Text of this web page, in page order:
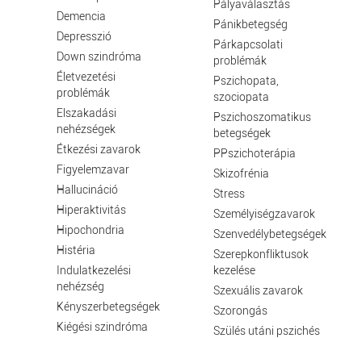
Demencia
Depresszió
Down szindróma
Életvezetési
problémák
Elszakadási
nehézségek
Étkezési zavarok
Figyelemzavar
Hallucináció
Hiperaktivitás
Hipochondria
Histéria
Indulatkezelési
nehézség
Kényszerbetegségek
Kiégési szindróma
Pályaválasztás
Pánikbetegség
Párkapcsolati
problémák
Pszichopata,
szociopata
Pszichoszomatikus
betegségek
PPszichoterápia
Skizofrénia
Stress
Személyiségzavarok
Szenvedélybetegségek
Szerepkonfliktusok
kezelése
Szexuális zavarok
Szorongás
Szülés utáni pszichés